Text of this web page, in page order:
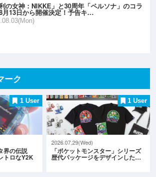
利の女神：NIKKE」と30周年「ペルソナ」のコラ
月13日から開催決定！予告キ…
ーク
1 User
界の伝説
トロなY2K
1 User
2026.07.29(Wed)
「ポケットモンスター」シリーズ
歴代パッケージをデザインした…